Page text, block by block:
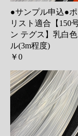
●サンプル申込●
リスト適合【150
ン テグス】乳白
ル(3m程度)
￥0